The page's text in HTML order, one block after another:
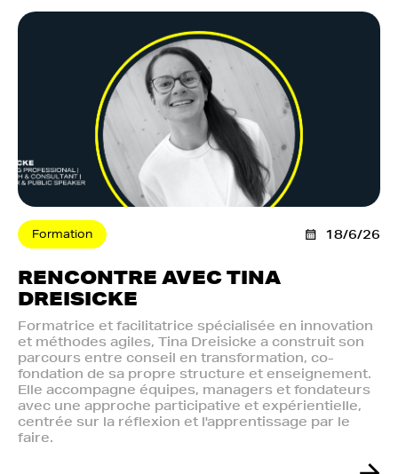
Formation 18/6/26
RENCONTRE AVEC TINA
DREISICKE
Formatrice et facilitatrice spécialisée en innovation
et méthodes agiles, Tina Dreisicke a construit son
parcours entre conseil en transformation, co-
fondation de sa propre structure et enseignement.
Elle accompagne équipes, managers et fondateurs
avec une approche participative et expérientielle,
centrée sur la réflexion et l'apprentissage par le
faire.